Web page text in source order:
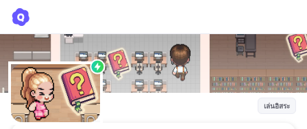
เล่นอิสระ